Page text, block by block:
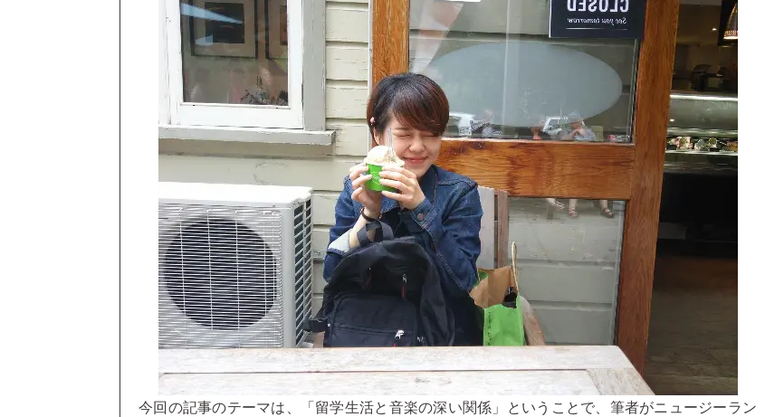
今回の記事のテーマは、「留学生活と音楽の深い関係」ということで、筆者がニュージーラン